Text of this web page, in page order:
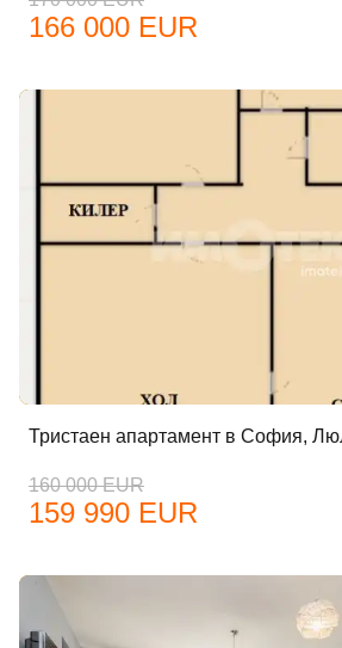
166 000 EUR
Тристаен апартамент в София,
160 000 EUR
159 990 EUR